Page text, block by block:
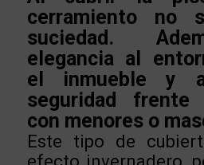
cerramiento no
suciedad.
elegancia al
el inmueble y
seguridad
con menores o
Este tipo de